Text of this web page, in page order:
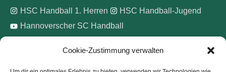
Cookie-Zustimmung verwalten
HSC Handball 1. Herren
HSC Handball-Jugend
Hannoverscher SC Handball